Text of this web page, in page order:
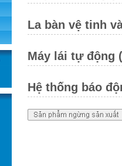
La bàn vệ tinh
Máy lái tự động
Hệ thống báo